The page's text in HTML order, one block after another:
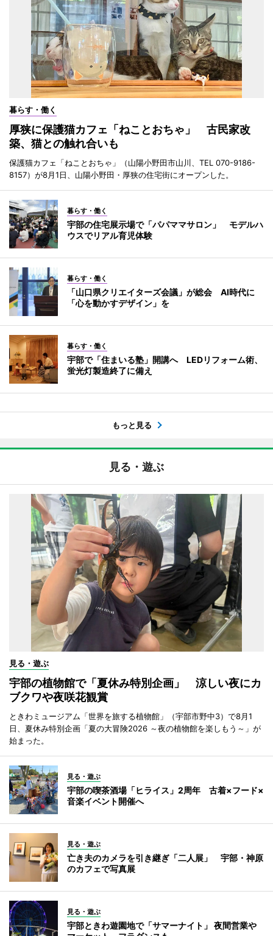
暮らす・働く
厚狭に保護猫カフェ「ねことおちゃ」 古民家改
築、猫との触れ合いも
保護猫カフェ「ねことおちゃ」（山陽小野田市山川、TEL 070-9186-
8157）が8月1日、山陽小野田・厚狭の住宅街にオープンした。
暮らす・働く
宇部の住宅展示場で「パパママサロン」 モデルハ
ウスでリアル育児体験
暮らす・働く
「山口県クリエイターズ会議」が総会 AI時代に
「心を動かすデザイン」を
暮らす・働く
宇部で「住まいる塾」開講へ LEDリフォーム術、
蛍光灯製造終了に備え
もっと見る
見る・遊ぶ
見る・遊ぶ
宇部の植物館で「夏休み特別企画」 涼しい夜にカ
ブクワや夜咲花観賞
ときわミュージアム「世界を旅する植物館」（宇部市野中3）で8月1
日、夏休み特別企画「夏の大冒険2026 ～夜の植物館を楽しもう～」が
始まった。
見る・遊ぶ
宇部の喫茶酒場「ヒライス」2周年 古着×フード×
音楽イベント開催へ
見る・遊ぶ
亡き夫のカメラを引き継ぎ「二人展」 宇部・神原
のカフェで写真展
見る・遊ぶ
宇部ときわ遊園地で「サマーナイト」 夜間営業や